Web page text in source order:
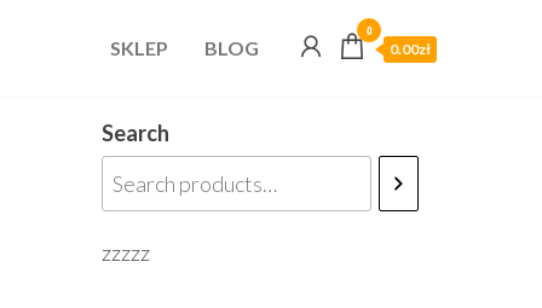
SKLEP BLOG
0
0.00zł
Search
zzzzz